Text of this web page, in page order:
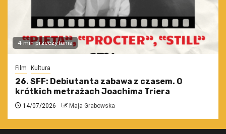
4 min przeczytania
Film Kultura
26. SFF: Debiutanta zabawa z czasem. O
krótkich metrażach Joachima Triera
14/07/2026 Maja Grabowska